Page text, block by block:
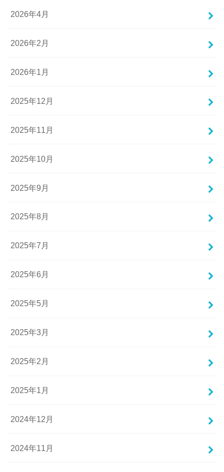
2026年4月
2026年2月
2026年1月
2025年12月
2025年11月
2025年10月
2025年9月
2025年8月
2025年7月
2025年6月
2025年5月
2025年3月
2025年2月
2025年1月
2024年12月
2024年11月